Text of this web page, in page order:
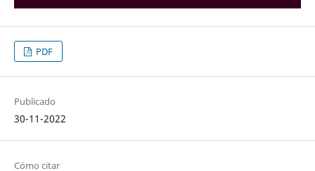
PDF
Publicado
30-11-2022
Cómo citar